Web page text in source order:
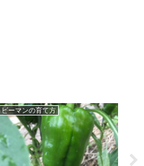
ピーマンの育て方